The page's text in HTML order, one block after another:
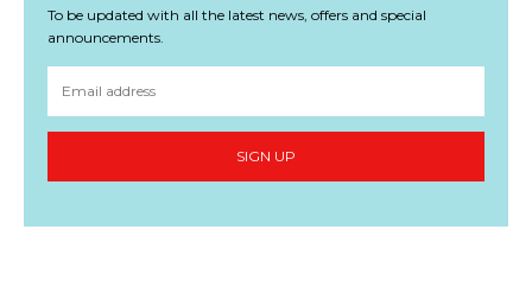
To be updated with all the latest news, offers and special
announcements.
SIGN UP